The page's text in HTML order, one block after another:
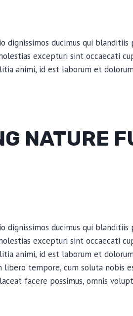
dignissimos ducimus qui
excepturi sint occaecati
animi, id est laborum et
NATURE
dignissimos ducimus qui
excepturi sint occaecati
animi, id est laborum et
tempore, cum soluta nobis
facere possimus, omnis